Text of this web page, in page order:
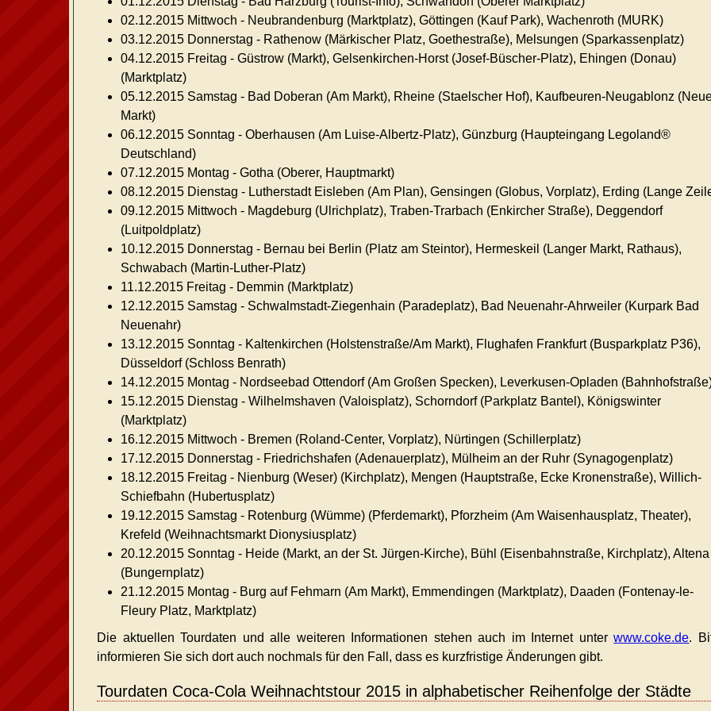
02.12.2015 Mittwoch - Neubrandenburg (Marktplatz), Göttingen (Kauf Park), Wachenroth (MURK)
03.12.2015 Donnerstag - Rathenow (Märkischer Platz, Goethestraße), Melsungen (Sparkassenplatz)
04.12.2015 Freitag - Güstrow (Markt), Gelsenkirchen-Horst(Josef-Büscher-Platz), Ehingen (Donau)
(Marktplatz)
05.12.2015 Samstag - Bad Doberan (Am Markt), Rheine (Staelscher Hof), Kaufbeuren-Neugablonz
Markt)
06.12.2015 Sonntag - Oberhausen (Am Luise-Albertz-Platz), Günzburg (Haupteingang Legoland®
Deutschland)
07.12.2015 Montag - Gotha (Oberer, Hauptmarkt)
08.12.2015 Dienstag - Lutherstadt Eisleben (Am Plan), Gensingen (Globus, Vorplatz), Erding (Lange
09.12.2015 Mittwoch - Magdeburg (Ulrichplatz), Traben-Trarbach (Enkircher Straße), Deggendorf
(Luitpoldplatz)
10.12.2015 Donnerstag - Bernau bei Berlin (Platz am Steintor), Hermeskeil (Langer Markt, Rathaus),
Schwabach (Martin-Luther-Platz)
11.12.2015 Freitag - Demmin (Marktplatz)
12.12.2015 Samstag - Schwalmstadt-Ziegenhain (Paradeplatz), Bad Neuenahr-Ahrweiler (Kurpark Bad
Neuenahr)
13.12.2015 Sonntag - Kaltenkirchen (Holstenstraße/Am Markt), Flughafen Frankfurt(Busparkplatz P36),
Düsseldorf(Schloss Benrath)
14.12.2015 Montag - Nordseebad Ottendorf(Am Großen Specken), Leverkusen-Opladen
15.12.2015 Dienstag - Wilhelmshaven (Valoisplatz), Schorndorf(Parkplatz Bantel), Königswinter
(Marktplatz)
16.12.2015 Mittwoch - Bremen (Roland-Center, Vorplatz), Nürtingen (Schillerplatz)
17.12.2015 Donnerstag - Friedrichshafen (Adenauerplatz), Mülheim an der Ruhr (Synagogenplatz)
18.12.2015 Freitag - Nienburg (Weser) (Kirchplatz), Mengen (Hauptstraße, Ecke Kronenstraße), Willich-
Schiefbahn (Hubertusplatz)
19.12.2015 Samstag - Rotenburg (Wümme) (Pferdemarkt), Pforzheim (Am Waisenhausplatz, Theater),
Krefeld (Weihnachtsmarkt Dionysiusplatz)
20.12.2015 Sonntag - Heide (Markt, an der St. Jürgen-Kirche), Bühl (Eisenbahnstraße, Kirchplatz), Altena
(Bungernplatz)
21.12.2015 Montag - Burg auf Fehmarn (Am Markt), Emmendingen (Marktplatz), Daaden (Fontenay-le-
Fleury Platz, Marktplatz)
Die aktuellen Tourdaten und alle weiteren Informationen stehen auch im Internet unterwww.coke.de.
informieren Sie sich dort auch nochmals für den Fall, dass es kurzfristige Änderungen gibt.
Tourdaten Coca-Cola Weihnachtstour 2015 in alphabetischer Reihenfolge der Städte